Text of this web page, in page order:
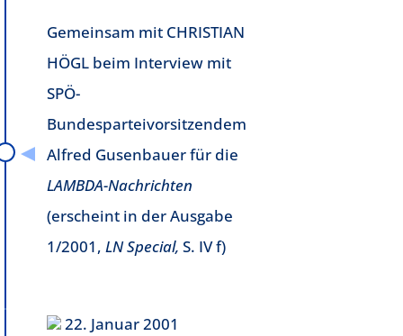
Gemeinsam mit CHRISTIAN
HÖGL beim Interview mit
SPÖ-
Bundesparteivorsitzendem
Alfred Gusenbauer für die
LAMBDA-Nachrichten
(erscheint in der Ausgabe
1/2001, LN Special, S. IV f)
22. Januar 2001